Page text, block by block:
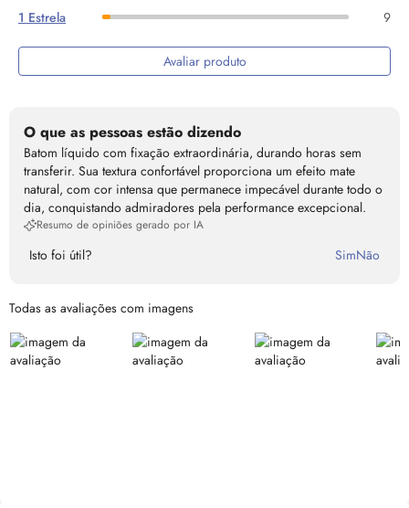
1 Estrela
9
Avaliar produto
O que as pessoas estão dizendo
Batom líquido com fixação extraordinária, durando horas sem
transferir. Sua textura confortável proporciona um efeito mate
natural, com cor intensa que permanece impecável durante todo o
dia, conquistando admiradores pela performance excepcional.
Resumo de opiniões gerado por IA
Isto foi útil? SimNão
Todas as avaliações com imagens